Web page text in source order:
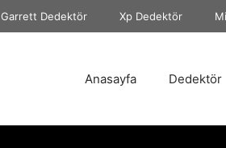
Garrett Dedektör Xp Dedektör
Anasayfa Dedektör